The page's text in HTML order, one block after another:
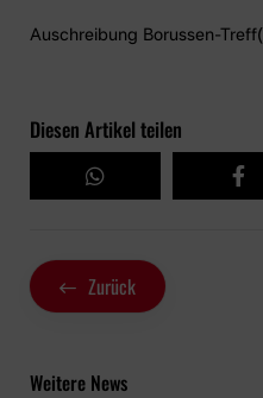
Auschreibung Borussen-
Diesen Artikel teilen
Zurück
Weitere News